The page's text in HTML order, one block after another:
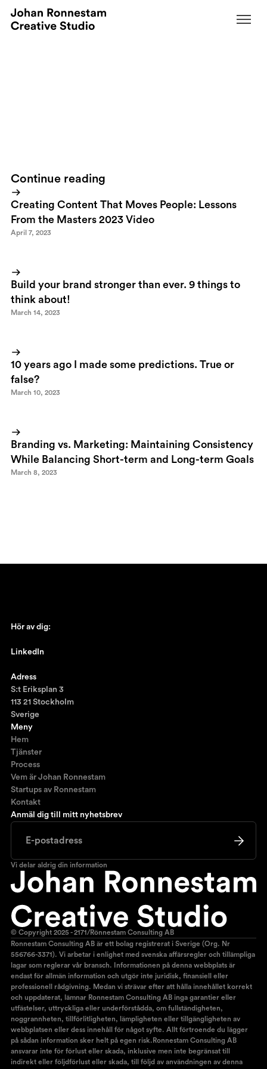
Continue reading
Creating Content That Moves People: Lessons
From the Masters 2023 Video
April 7, 2023
Build your brand stronger than ever. 9 things to
think about!
March 14, 2023
10 years ago I made some predictions. True or
false?
March 10, 2023
Branding vs. Marketing: Maintaining Consistency
While Balancing Short-term and Long-term Goals
March 8, 2023
Anmäl dig till mitt nyhetsbrev
Vi delar aldrig din information
Hör av dig:
LinkedIn
Adress
S:t Eriksplan 3
113 21 Stockholm
Sverige
Meny
Hem
Tjänster
Process
Vem är Johan Ronnestam
Startups av Ronnestam
Kontakt
© Copyright 2025 - 2171/Rönnestam Consulting AB
Ronnestam Consulting AB är ett bolag registrerat i Sverige (Org. Nr
556766-3371). Vi arbetar i enlighet med svenska affärsregler och tillämpliga
lagar som reglerar vår bransch. Informationen på denna webbplats är
endast för allmän information och utgör inte juridisk, finansiell eller
professionell rådgivning. Medan vi strävar efter att hålla innehållet korrekt
och uppdaterat, lämnar Ronnestam Consulting AB inga garantier eller
utfästelser, uttryckliga eller underförstådda, om fullständigheten,
noggrannheten, tillförlitligheten, lämpligheten eller tillgängligheten av
webbplatsen eller dess innehåll för något syfte. Allt förtroende du lägger
på sådan information sker helt på egen risk.Ronnestam Consulting AB
ansvarar inte för förlust eller skada, inklusive men inte begränsat till
indirekt eller följdförlust eller skada, till följd av användningen av denna